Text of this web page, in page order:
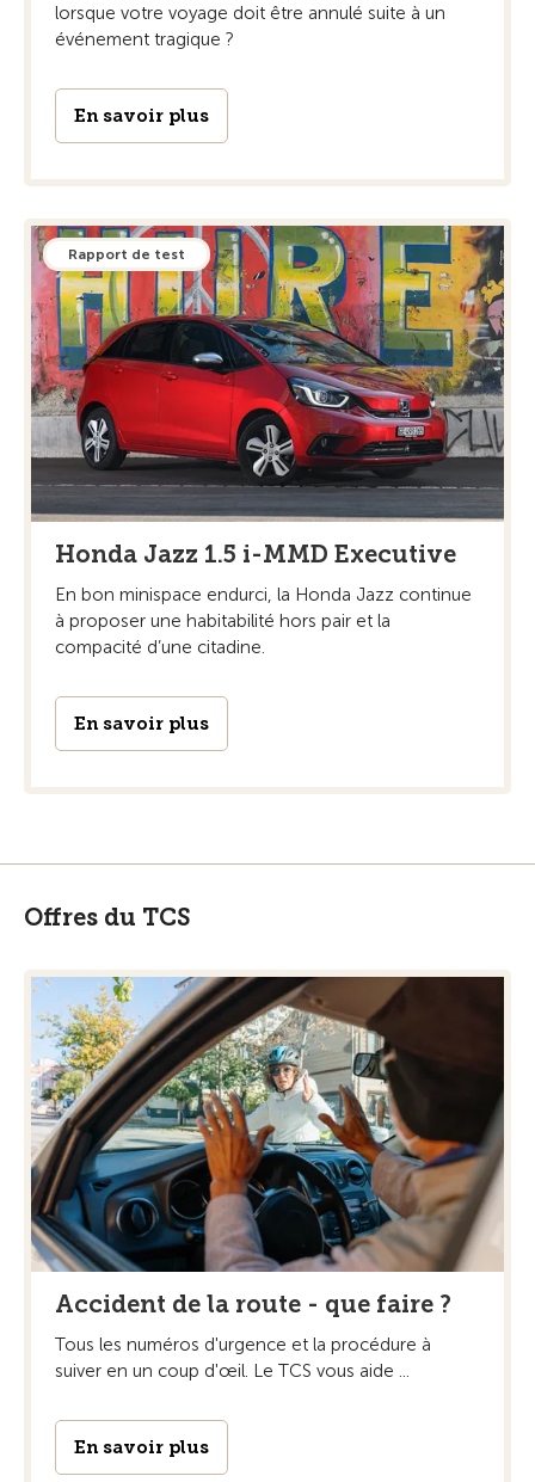
lorsque votre voyage doit être annulé suite à un
événement tragique ?
En savoir plus
Rapport de test
Honda Jazz 1.5 i-MMD Executive
En bon minispace endurci, la Honda Jazz continue
à proposer une habitabilité hors pair et la
compacité d’une citadine.
En savoir plus
Offres du TCS
Accident de la route - que faire ?
Tous les numéros d'urgence et la procédure à
suiver en un coup d'œil. Le TCS vous aide ...
En savoir plus